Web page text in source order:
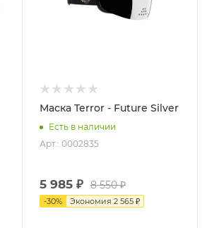
Маска Terror - Future Silver
Есть в наличии
Арт.: 0002835
5 985 ₽ 8 550 ₽
-30% Экономия 2 565 ₽